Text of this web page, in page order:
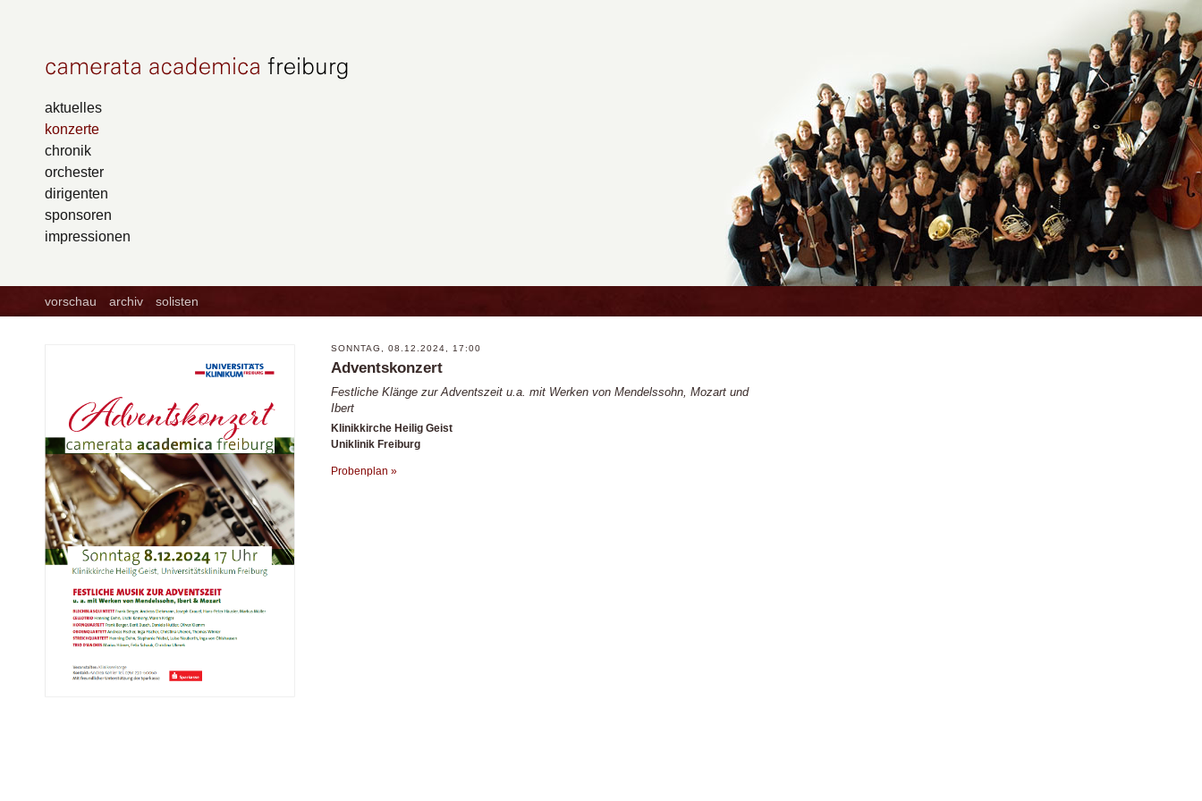
aktuelles
konzerte
chronik
orchester
dirigenten
sponsoren
impressionen
vorschau archiv solisten
SONNTAG, 08.12.2024, 17:00
Adventskonzert
Festliche Klänge zur Adventszeit u.a. mit Werken von Mendelssohn, Mozart und
Ibert
Klinikkirche Heilig Geist
Uniklinik Freiburg
Probenplan »